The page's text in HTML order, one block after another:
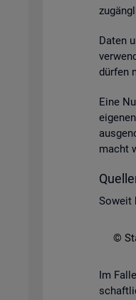
Daten
dür­fen
Eine
macht
So­weit
©
Im